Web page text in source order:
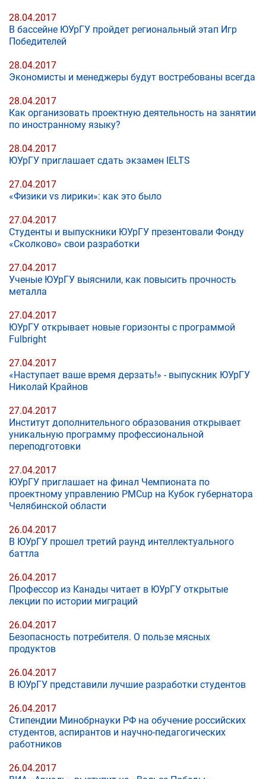
28.04.2017
В бассейне ЮУрГУ пройдет региональный этап Игр
Победителей
28.04.2017
Экономисты и менеджеры будут востребованы всегда
28.04.2017
Как организовать проектную деятельность на занятии
по иностранному языку?
28.04.2017
ЮУрГУ приглашает сдать экзамен IELTS
27.04.2017
«Физики vs лирики»: как это было
27.04.2017
Студенты и выпускники ЮУрГУ презентовали Фонду
«Сколково» свои разработки
27.04.2017
Ученые ЮУрГУ выяснили, как повысить прочность
металла
27.04.2017
ЮУрГУ открывает новые горизонты с программой
Fulbright
27.04.2017
«Наступает ваше время дерзать!» - выпускник ЮУрГУ
Николай Крайнов
27.04.2017
Институт дополнительного образования открывает
уникальную программу профессиональной
переподготовки
27.04.2017
ЮУрГУ приглашает на финал Чемпионата по
проектному управлению PMCup на Кубок губернатора
Челябинской области
26.04.2017
В ЮУрГУ прошел третий раунд интеллектуального
баттла
26.04.2017
Профессор из Канады читает в ЮУрГУ открытые
лекции по истории миграций
26.04.2017
Безопасность потребителя. О пользе мясных
продуктов
26.04.2017
В ЮУрГУ представили лучшие разработки студентов
26.04.2017
Стипендии Минобрнауки РФ на обучение российских
студентов, аспирантов и научно-педагогических
работников
26.04.2017